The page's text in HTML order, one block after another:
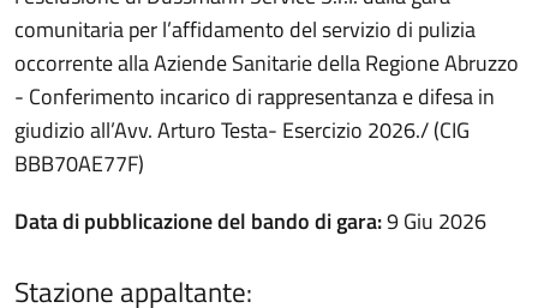
comunitaria per l’affidamento del servizio di pulizia
occorrente alla Aziende Sanitarie della Regione Abruzzo
- Conferimento incarico di rappresentanza e difesa in
giudizio all’Avv. Arturo Testa- Esercizio 2026./ (CIG
BBB70AE77F)
Data di pubblicazione del bando di gara:9 Giu 2026
Stazione appaltante: